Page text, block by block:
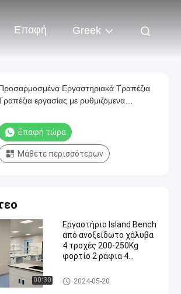
Επαφή Greek
Εργαστηριακά Τραπέζια
εργασίας με ρυθμιζόμενα
Επαφή τώρα
Μάθετε περισσότερων
00:30
Εργαστήριο Island Bench
από ανοξείδωτο χάλυβα
4 τροχές 200-250Kg
φορτίο 2 ράφια 4
4 συρτάρια
Lab Island Bench
2024-05-20